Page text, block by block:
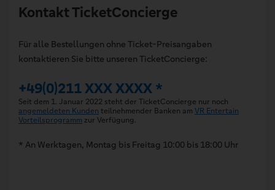
Kontakt TicketConcierge
Für alle Bestellungen ohne Ticket-Preisangaben
kontaktieren Sie bitte unseren TicketConcierge:
+49(0)211 XXX XXXX *
Seit dem 1. Januar 2022 steht der TicketConcierge nur noch
angemeldeten Kunden teilnehmender Banken am VR Entertain
Vorteilsprogramm zur Verfügung.
* An Werktagen, Montag bis Freitag 10:00 bis 18:00 Uhr